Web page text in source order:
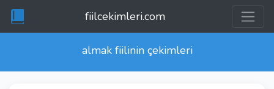
fiilcekimleri.com
almakfiilinin çekimleri